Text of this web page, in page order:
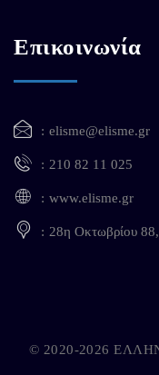
Επικοινωνία
elisme@elisme.gr
210 82 11 025
www.elisme.gr
28η Οκτωβρίου
© 2020-2026